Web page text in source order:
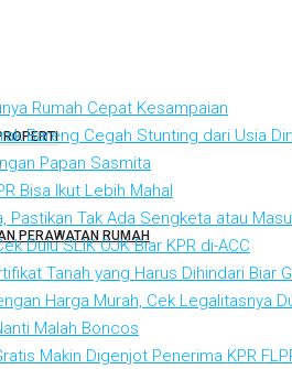
PERAWATAN RUMAH
Rumah Cepat Kesampaian
Bareng Cegah Stunting dari Usia
Papan Sasmita
Bisa Ikut Lebih Mahal
Pastikan Tak Ada Sengketa atau
Dulu SLIK OJK Biar KPR di-ACC
Tanah yang Harus Dihindari Biar
Harga Murah, Cek Legalitasnya
Malah Boncos
Makin Digenjot Penerima KPR